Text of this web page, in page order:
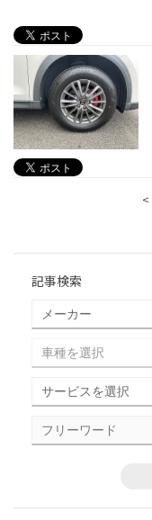
<
記事検索